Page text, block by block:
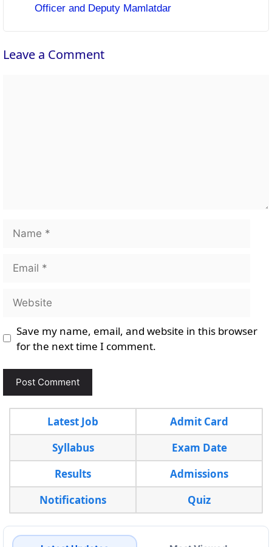
Officer and Deputy Mamlatdar
Leave a Comment
Name
Email
Website
Save my name, email, and website in this browser
for the next time I comment.
Latest Job
Admit Card
Syllabus
Exam Date
Results
Admissions
Notifications
Quiz